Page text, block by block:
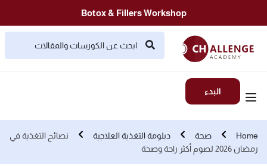
Botox & Fillers Workshop
البدء
Home صحة دبلومة التغذية العلاجية
نصائح التغذية في
رمضان 2026 لصوم أكثر راحة وصحة